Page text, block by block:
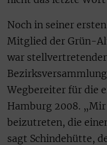
Noch in seiner
Mitglied der Grün-
war
Wegbereiter für die
Hamburg 2008.
beizutreten, die
sagt Schindehütte,